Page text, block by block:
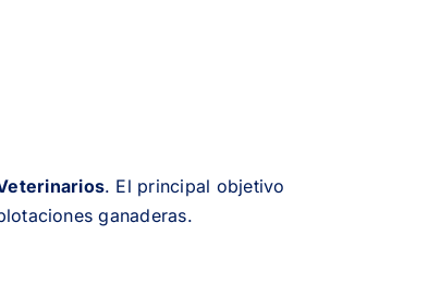
. El principal objetivo
ganaderas.